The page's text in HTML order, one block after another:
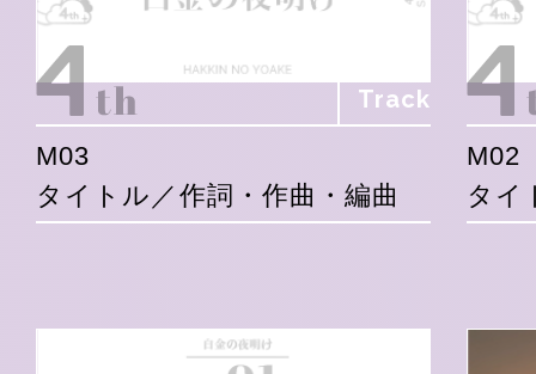
Track
M03
タイトル／作詞・作曲・編曲
M02
タイ